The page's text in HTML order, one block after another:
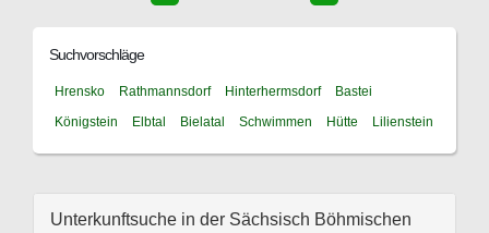
Suchvorschläge
Hrensko Rathmannsdorf Hinterhermsdorf
Bastei
Königstein
Elbtal Bielatal Schwimmen Hütte Lilienstein
Unterkunftsuche in der Sächsisch Böhmischen